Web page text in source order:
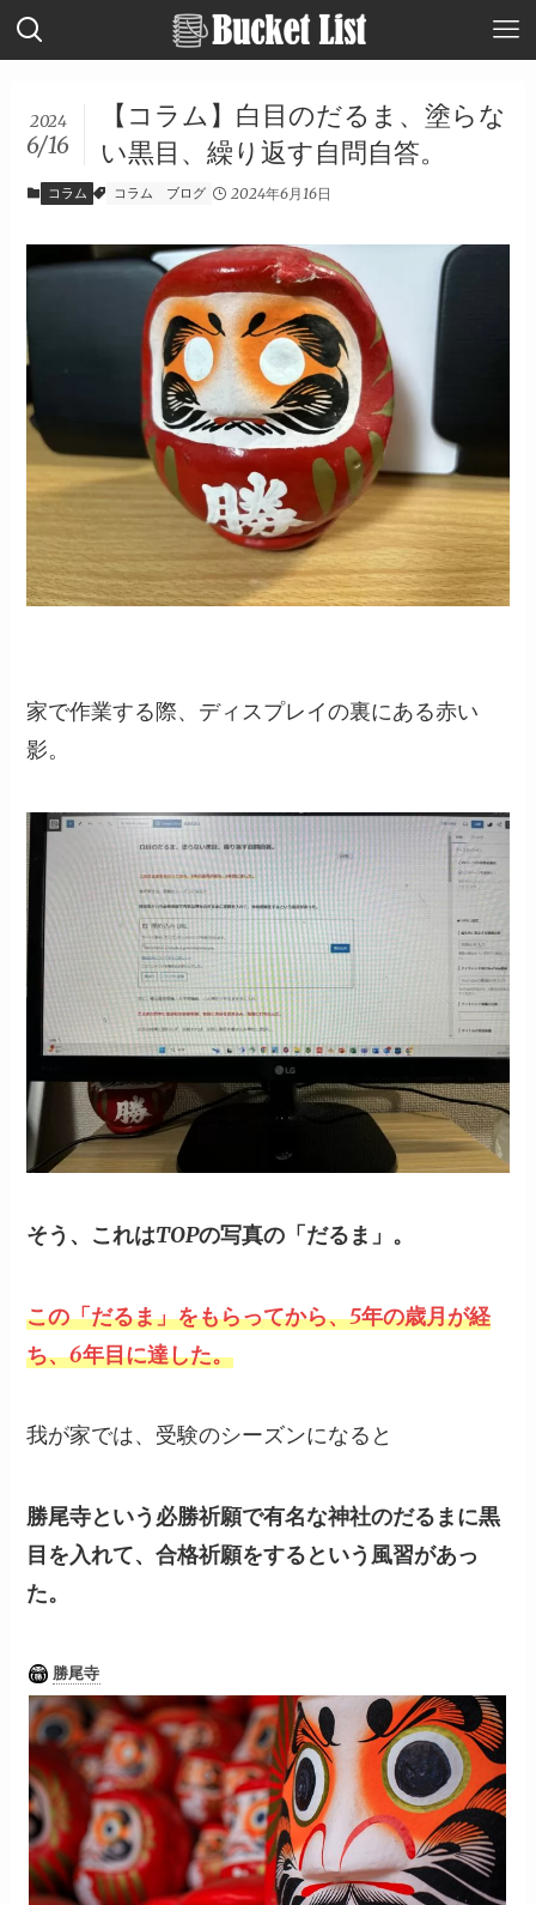
【コラム】白目のだるま、塗らな
い黒目、繰り返す自問自答。
2024
6/16
コラム コラム ブログ 2024年6月16日
家で作業する際、ディスプレイの裏にある赤い
影。
そう、これはTOPの写真の「だるま」。
この「だるま」をもらってから、5年の歳月が経
ち、6年目に達した。
我が家では、受験のシーズンになると
勝尾寺という必勝祈願で有名な神社のだるまに黒
目を入れて、合格祈願をするという風習があっ
た。